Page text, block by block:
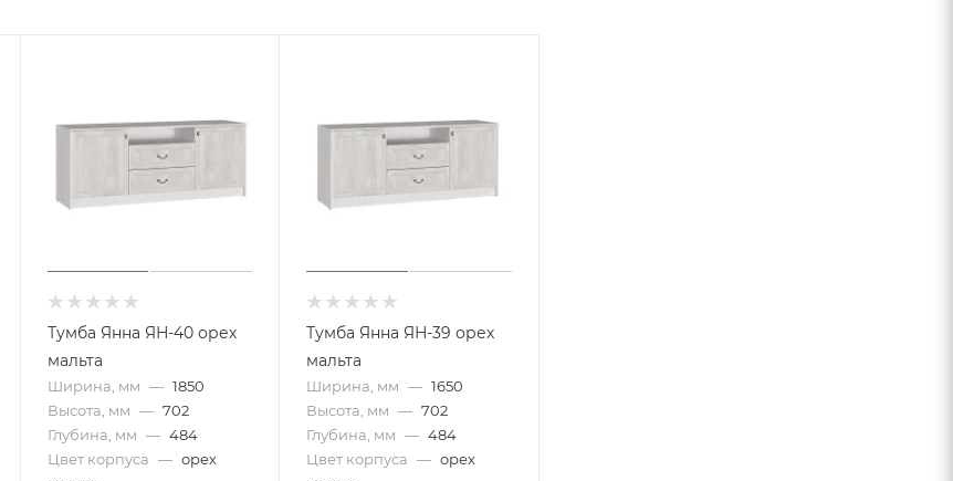
Тумба Янна ЯН-40 орех
мальта
Ширина, мм — 1850
Высота, мм — 702
Глубина, мм — 484
Цвет корпуса — орех
Тумба Янна ЯН-39 орех
мальта
Ширина, мм — 1650
Высота, мм — 702
Глубина, мм — 484
Цвет корпуса — орех